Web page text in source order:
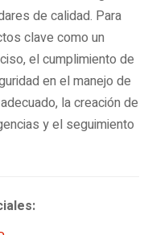
de calidad. Para
clave como un
el cumplimiento de
en el manejo de
la creación de
y el seguimiento